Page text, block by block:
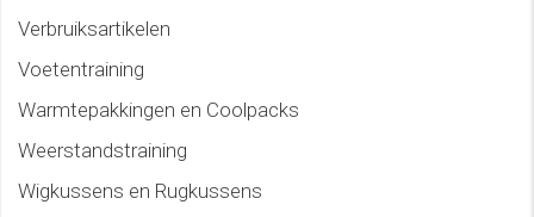
Verbruiksartikelen
Voetentraining
Warmtepakkingen en Coolpacks
Weerstandstraining
Wigkussens en Rugkussens